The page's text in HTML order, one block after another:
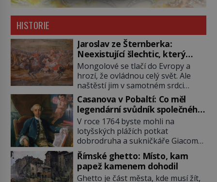
HISTORIE
Jaroslav ze Šternberka:
Neexistující šlechtic, který
z Moravy vyžene Mongoly
Mongolové se tlačí do Evropy a
hrozí, že ovládnou celý svět. Ale
naštěstí jim v samotném srdci
Evropy stojí v cestě malé, ale silné
království, které dokáže
dobyvatelské hordy zastavit. Co
nedokáže žádná z asijských říší, co
nedokážou Němci – to dokáže
český král. Nebo že by ne?
Mongolové od roku 1223 postupují
podél Kaspického a Azovského
moře, […]
Casanova v Pobaltí: Co měl
legendární svůdník společného
se svobodnými zednáři?
V roce 1764 byste mohli na
lotyšských plážích potkat
dobrodruha a sukničkáře Giacoma
Casanovu. Jeho cesta k Baltskému
moři však nebyla turistickým
výletem, ale ryze pracovní cestou
se zištnými úmysly. Jaký cíl
Římské ghetto: Místo, kam
papež kamenem dohodil
Ghetto je část města, kde musí žít,